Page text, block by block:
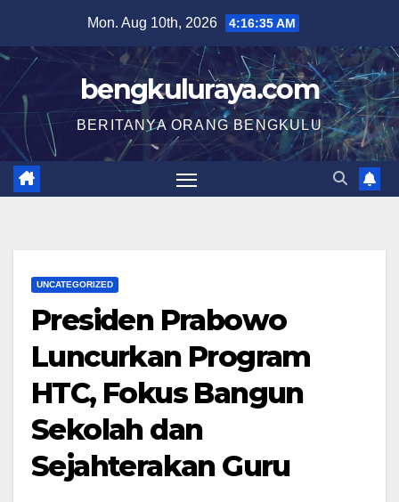
content
Mon. Aug 10th, 2026 4:16:35 AM
bengkuluraya.com
BERITANYA ORANG BENGKULU
UNCATEGORIZED
Presiden Prabowo
Luncurkan Program
HTC, Fokus Bangun
Sekolah dan
Sejahterakan Guru